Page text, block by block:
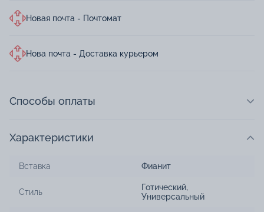
Новая почта - Почтомат
Нова почта - Доставка курьером
Способы оплаты
Характеристики
Вставка Фианит
Стиль Готический,
Универсальный